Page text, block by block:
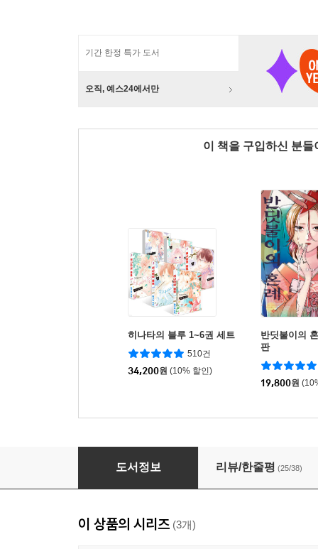
기간 한정 특가 도서
오직, 예스24에서만
이 책을 구입하신 분
히나타의 블루 1~6권 세트
510건
34,200원 (10% 할인)
반딧불이의
판
19,800원
아멜리아의 호기심 많은 로맨스 2
도서정보 리뷰/한줄평 (25/38)
이 상품의 시리즈 (3개)